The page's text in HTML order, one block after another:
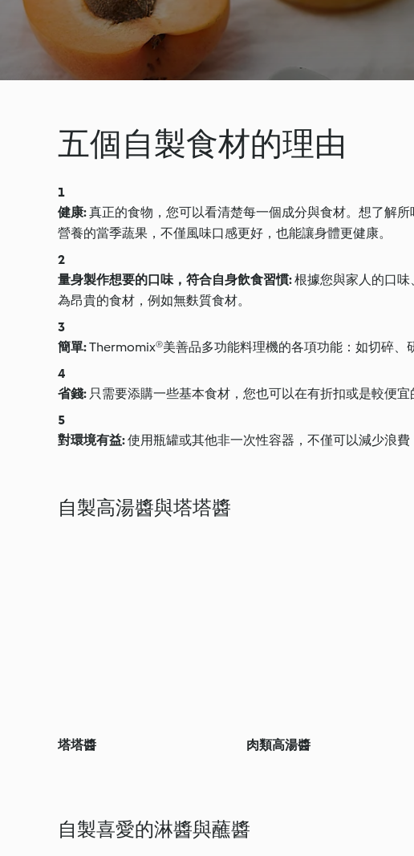
五個自製食材的理由
健康:真正的食物，您可以看清楚每一個成分與食材。想了解
營養的當季蔬果，不僅風味口感更好，也能讓身體更健康。
量身製作想要的口味，符合自身飲食習慣:根據您與家人的口
為昂貴的食材，例如無麩質食材。
簡單:Thermomix®美善品多功能料理機的各項功能：如切碎、
省錢: 只需要添購一些基本食材，您也可以在有折扣或是較便
對環境有益:使用瓶罐或其他非一次性容器，不僅可以減少浪費
自製高湯醬與塔塔醬
塔塔醬 肉類高湯醬
自製喜愛的淋醬與蘸醬